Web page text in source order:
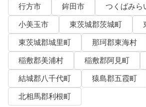
行方市
鉾田市
つくばみら
小美玉市
東茨城郡茨城町
東茨城郡城里町
那珂郡東海村
稲敷郡美浦村
稲敷郡阿見町
結城郡八千代町
猿島郡五霞町
北相馬郡利根町